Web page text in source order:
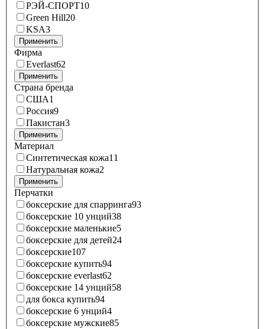
РЭЙ-СПОРТ10
Green Hill20
KSA3
Применить
Фирма
Everlast62
Применить
Страна бренда
США1
Россия9
Пакистан3
Применить
Материал
Синтетическая кожа11
Натуральная кожа2
Применить
Перчатки
боксерские для спарринга93
боксерские 10 унций38
боксерские маленькие5
боксерские для детей24
боксерские107
боксерские купить94
боксерские everlast62
боксерские 14 унций58
для бокса купить94
боксерские 6 унций4
боксерские мужские85